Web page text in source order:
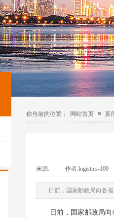
网站首页 ≡ 新
你当前的位置：
来源: 作者:logistics-100
日前，国家邮政局向各
日前，国家邮政局向各